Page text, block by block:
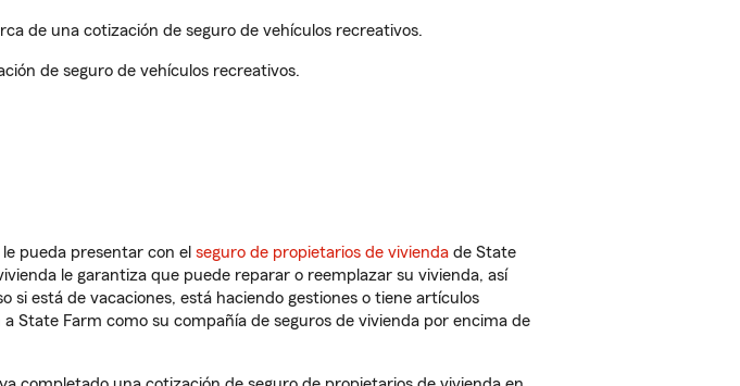
de una cotización de seguro de vehículos recreativos.
de seguro de vehículos recreativos.
pueda presentar con el seguro de propietarios de vivienda de State
le garantiza que puede reparar o reemplazar su vivienda, así
si está de vacaciones, está haciendo gestiones o tiene artículos
State Farm como su compañía de seguros de vivienda por encima de